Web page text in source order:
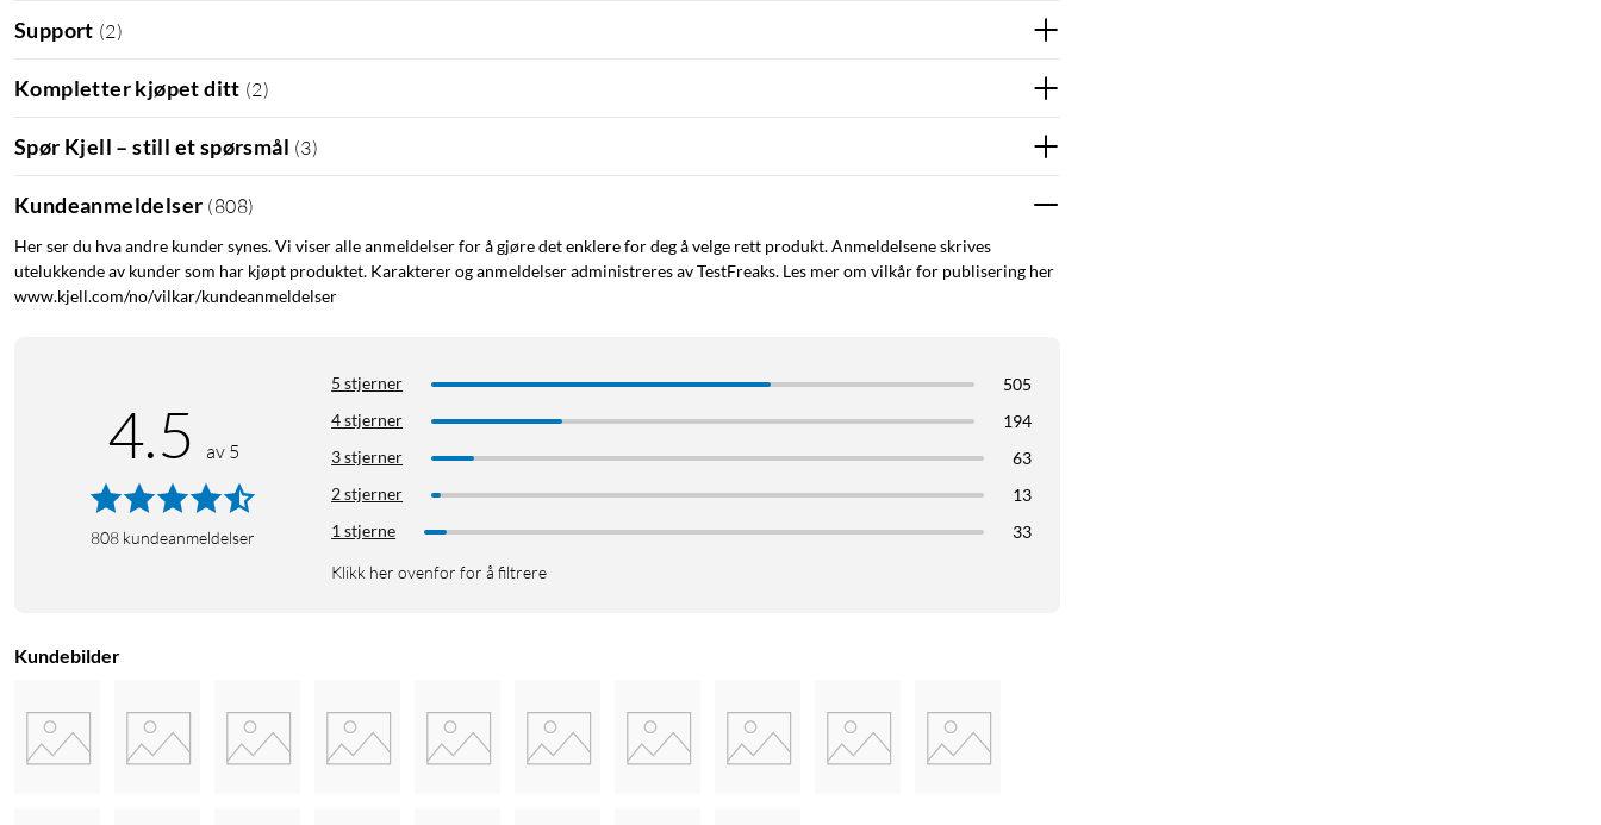
60 isbiter per time
Den beste isbitmaskinen er den du har hjemme, som er klar til de iskalde sommerdrikkene. Med denne isbitmaskinen er du alltid
klar. Den lager 60 isbiter i timen og har stor kapasitet i beholderen. Isbitmaskinen lades med 1,8 liter vann, og etter bare ca. 10
minutter er de første isbitene klare! På ca. 1 time har ismaskinen laget opptil 60 isbiter. Isbitmaskinen pauser automatisk
Support (2)
Kompletter kjøpet ditt (2)
Spør Kjell – still et spørsmål (3)
Kundeanmeldelser (808)
Her ser du hva andre kunder synes. Vi viser alle anmeldelser for å gjøre det enklere for deg å velge rett produkt. Anmeldelsene skrives
utelukkende av kunder som har kjøpt produktet. Karakterer og anmeldelser administreres av TestFreaks. Les mer om vilkår for publisering her
www.kjell.com/no/vilkar/kundeanmeldelser
4.5 av 5
808 kundeanmeldelser
5 stjerner
505
4 stjerner
194
3 stjerner
63
2 stjerner
13
1 stjerne
33
Klikk her ovenfor for å filtrere
Kundebilder